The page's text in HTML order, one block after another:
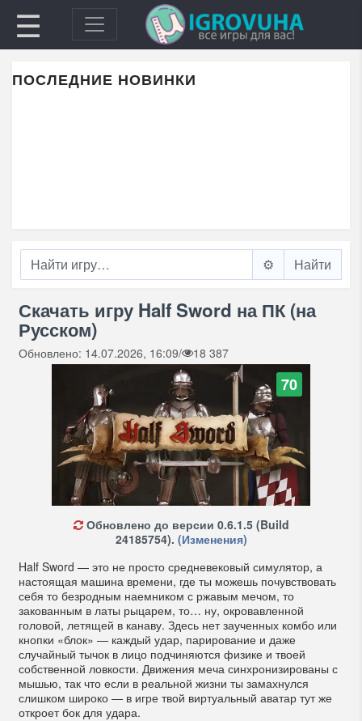
☰
ПОСЛЕДНИЕ НОВИНКИ
⚙️
Скачать игру Half Sword на ПК (на
Русском)
Обновлено: 14.07.2026, 16:09/ 18 387
70
Обновлено до версии 0.6.1.5 (Build
24185754). (Изменения)
Half Sword — это не просто средневековый симулятор, а
настоящая машина времени, где ты можешь почувствовать
себя то безродным наемником с ржавым мечом, то
закованным в латы рыцарем, то… ну, окровавленной
головой, летящей в канаву. Здесь нет заученных комбо или
кнопки «блок» — каждый удар, парирование и даже
случайный тычок в лицо подчиняются физике и твоей
собственной ловкости. Движения меча синхронизированы с
мышью, так что если в реальной жизни ты замахнулся
слишком широко — в игре твой виртуальный аватар тут же
откроет бок для удара.